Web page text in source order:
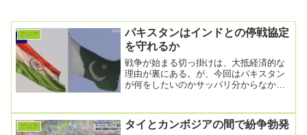
アジア
パキスタンはインドとの停戦協定
を守れるか
戦争が始まる切っ掛けは、大抵経済的な
理由が裏にある。が、今回はパキスタン
が何をしたいのかサッパリ分からなかっ
アジア タイとカンボジアの間で紛争勃発